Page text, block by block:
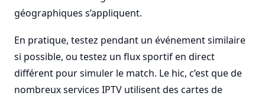
géographiques s’appliquent.
En pratique, testez pendant un événement similaire
si possible, ou testez un flux sportif en direct
différent pour simuler le match. Le hic, c’est que de
nombreux services IPTV utilisent des cartes de